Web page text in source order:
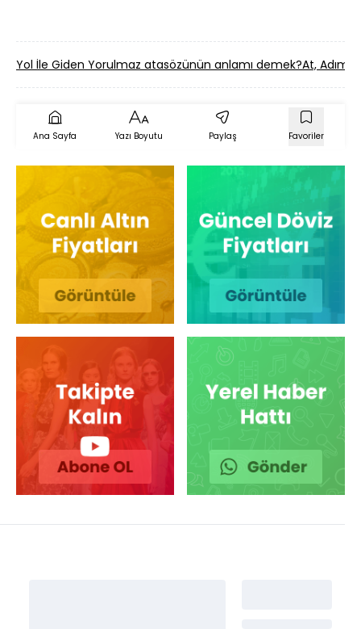
Yol İle Giden Yorulmaz atasözünün anlamı demek?At,
Ana Sayfa Yazı Boyutu Paylaş Favoriler